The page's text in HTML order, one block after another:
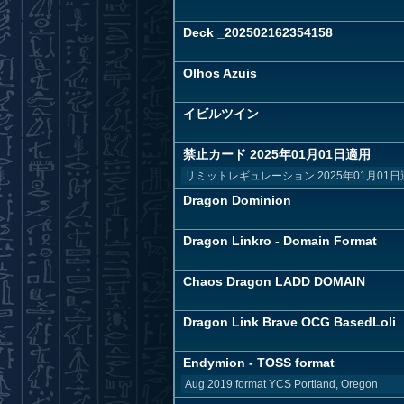
Deck _202502162354158
Olhos Azuis
イビルツイン
禁止カード 2025年01月01日適用
リミットレギュレーション 2025年01月01日
Dragon Dominion
Dragon Linkro - Domain Format
Chaos Dragon LADD DOMAIN
Dragon Link Brave OCG BasedLoli
Endymion - TOSS format
Aug 2019 format YCS Portland, Oregon